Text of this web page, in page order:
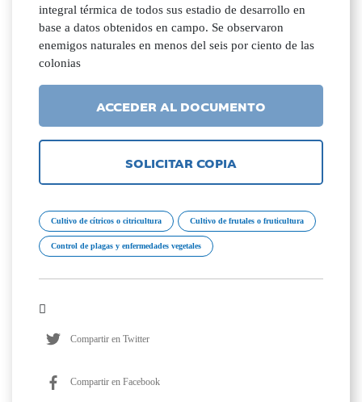
integral térmica de todos sus estadio de desarrollo en
base a datos obtenidos en campo. Se observaron
enemigos naturales en menos del seis por ciento de las
colonias
ACCEDER AL DOCUMENTO
SOLICITAR COPIA
Cultivo de cítricos o citricultura Cultivo de frutales o fruticultura
Control de plagas y enfermedades vegetales
Compartir en Twitter
Compartir en Facebook